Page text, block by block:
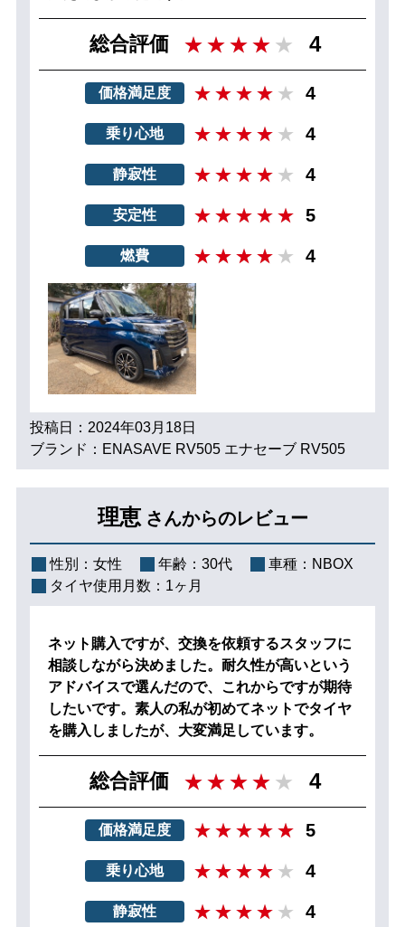
総合評価 4
価格満足度 4
乗り心地 4
静寂性 4
安定性 5
燃費 4
投稿日：2024年03月18日
ブランド：ENASAVE RV505 エナセーブ RV505
理恵 さんからのレビュー
性別： 女性 年齢： 30代 車種： NBOX
タイヤ使用月数： 1ヶ月
ネット購入ですが、交換を依頼するスタッフに
相談しながら決めました。耐久性が高いという
アドバイスで選んだので、これからですが期待
したいです。素人の私が初めてネットでタイヤ
を購入しましたが、大変満足しています。
総合評価 4
価格満足度 5
乗り心地 4
静寂性 4